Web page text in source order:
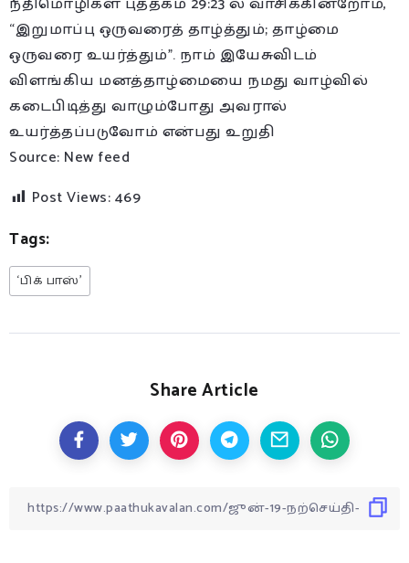
“இறுமாப்பு ஒருவரைத் தாழ்த்தும்; தாழ்மை
ஒருவரை உயர்த்தும்”. நாம் இயேசுவிடம்
விளங்கிய மனத்தாழ்மையை நமது வாழ்வில்
கடைபிடித்து வாழும்போது அவரால்
உயர்த்தப்படுவோம் என்பது உறுதி
Source: New feed
Post Views:469
Tags:
‘பிக் பாஸ்’
Share Article